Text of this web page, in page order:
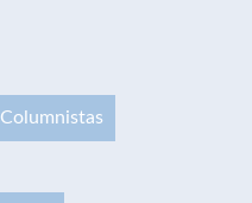
Columnistas